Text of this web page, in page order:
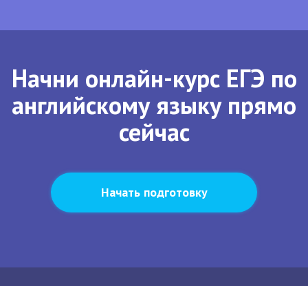
Начни онлайн-курс ЕГЭ по
английскому языку прямо
сейчас
Начать подготовку